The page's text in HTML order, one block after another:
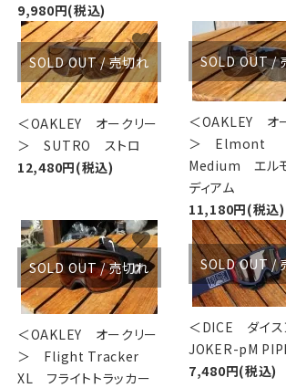
9,980円(税込)
SOLD OUT / 売切れ
＜OAKLEY オークリー
＞ SUTRO ストロ
12,480円(税込)
favorite
SOLD OUT /
＜OAKLEY オ
＞ Elmont
Medium エル
ディアム
11,180円(税込)
SOLD OUT / 売切れ
＜OAKLEY オークリー
＞ Flight Tracker
XL フライトトラッカー
favorite
SOLD OUT /
＜DICE ダイ
JOKER-pM
7,480円(税込)